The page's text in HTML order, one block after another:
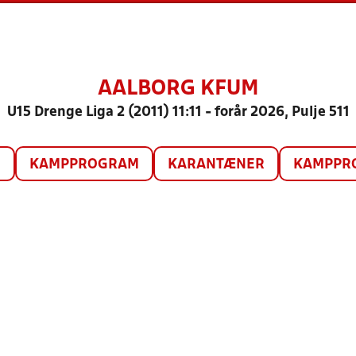
AALBORG KFUM
U15 Drenge Liga 2 (2011) 11:11 - forår 2026, Pulje 511
KAMPPROGRAM KARANTÆNER